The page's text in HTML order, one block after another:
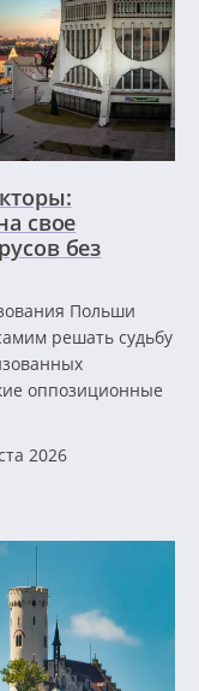
свое
без
Польши
решать судьбу
оппозиционные
2026